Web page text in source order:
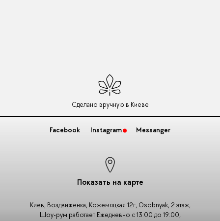
Сделано вручную в Киеве
Facebook Instagram Messanger
Показать на карте
Киев, Воздвиженка, Кожемяцкая 12г, Osobnyak, 2 этаж,
Шоу-рум работает Ежедневно с 13:00 до 19:00,